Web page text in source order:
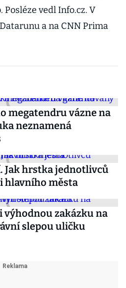
vedl Info.cz. V
a na CNN Prima
megatendru vázne na
neznamená
Jak hrstka jednotlivců
hlavního města
výhodnou zakázku na
slepou uličku